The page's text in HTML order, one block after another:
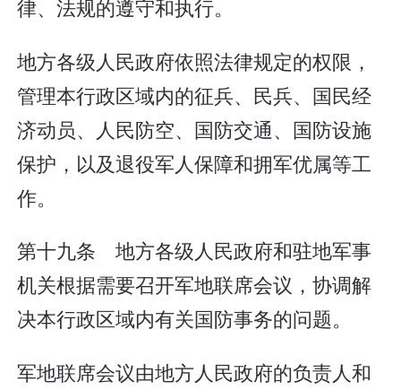
律、法规的遵守和执行。
地方各级人民政府依照法律规定的权限，
管理本行政区域内的征兵、民兵、国民经
济动员、人民防空、国防交通、国防设施
保护，以及退役军人保障和拥军优属等工
作。
第十九条 地方各级人民政府和驻地军事
机关根据需要召开军地联席会议，协调解
决本行政区域内有关国防事务的问题。
军地联席会议由地方人民政府的负责人和